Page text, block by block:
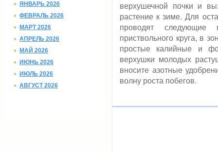
ЯНВАРЬ 2026
ФЕВРАЛЬ 2026
МАРТ 2026
АПРЕЛЬ 2026
МАЙ 2026
ИЮНЬ 2026
ИЮЛЬ 2026
АВГУСТ 2026
верхушечной почки и
растение к зиме. Для
проводят следующие
приствольного круга, в
простые калийные и
верхушки молодых
вносите азотные
волну роста побегов.